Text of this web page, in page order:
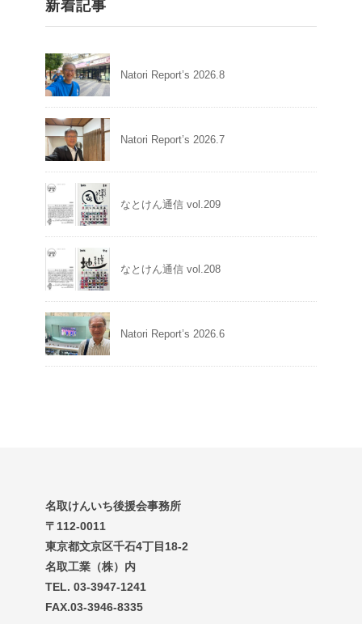
新着記事
Natori Report’s 2026.8
Natori Report’s 2026.7
なとけん通信 vol.209
なとけん通信 vol.208
Natori Report’s 2026.6
名取けんいち後援会事務所
〒112-0011
東京都文京区千石4丁目18-2
名取工業（株）内
TEL. 03-3947-1241
FAX.03-3946-8335